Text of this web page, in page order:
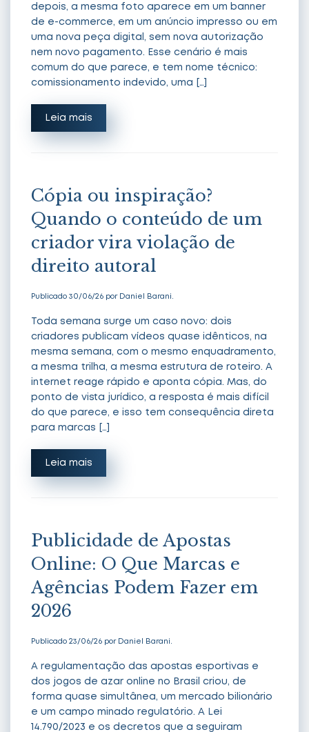
depois, a mesma foto aparece em um banner
de e-commerce, em um anúncio impresso ou em
uma nova peça digital, sem nova autorização
nem novo pagamento. Esse cenário é mais
comum do que parece, e tem nome técnico:
comissionamento indevido, uma […]
Leia mais
Cópia ou inspiração?
Quando o conteúdo de um
criador vira violação de
direito autoral
Publicado 30/06/26 por Daniel Barani.
Toda semana surge um caso novo: dois
criadores publicam vídeos quase idênticos, na
mesma semana, com o mesmo enquadramento,
a mesma trilha, a mesma estrutura de roteiro. A
internet reage rápido e aponta cópia. Mas, do
ponto de vista jurídico, a resposta é mais difícil
do que parece, e isso tem consequência direta
para marcas […]
Leia mais
Publicidade de Apostas
Online: O Que Marcas e
Agências Podem Fazer em
2026
Publicado 23/06/26 por Daniel Barani.
A regulamentação das apostas esportivas e
dos jogos de azar online no Brasil criou, de
forma quase simultânea, um mercado bilionário
e um campo minado regulatório. A Lei
14.790/2023 e os decretos que a seguiram